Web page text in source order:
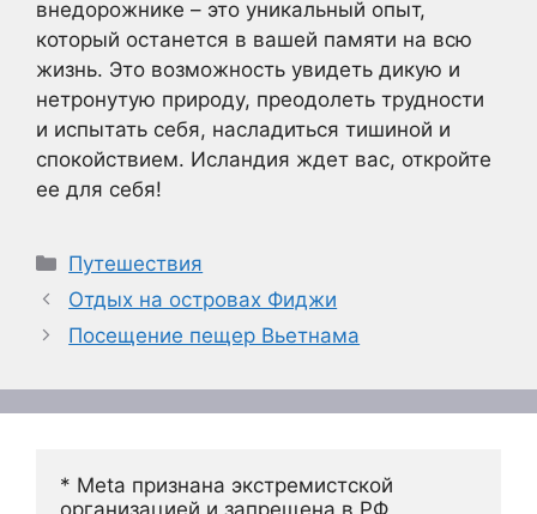
внедорожнике – это уникальный опыт,
который останется в вашей памяти на всю
жизнь. Это возможность увидеть дикую и
нетронутую природу, преодолеть трудности
и испытать себя, насладиться тишиной и
спокойствием. Исландия ждет вас, откройте
ее для себя!
Рубрики
Путешествия
Отдых на островах Фиджи
Посещение пещер Вьетнама
* Meta признана экстремистской